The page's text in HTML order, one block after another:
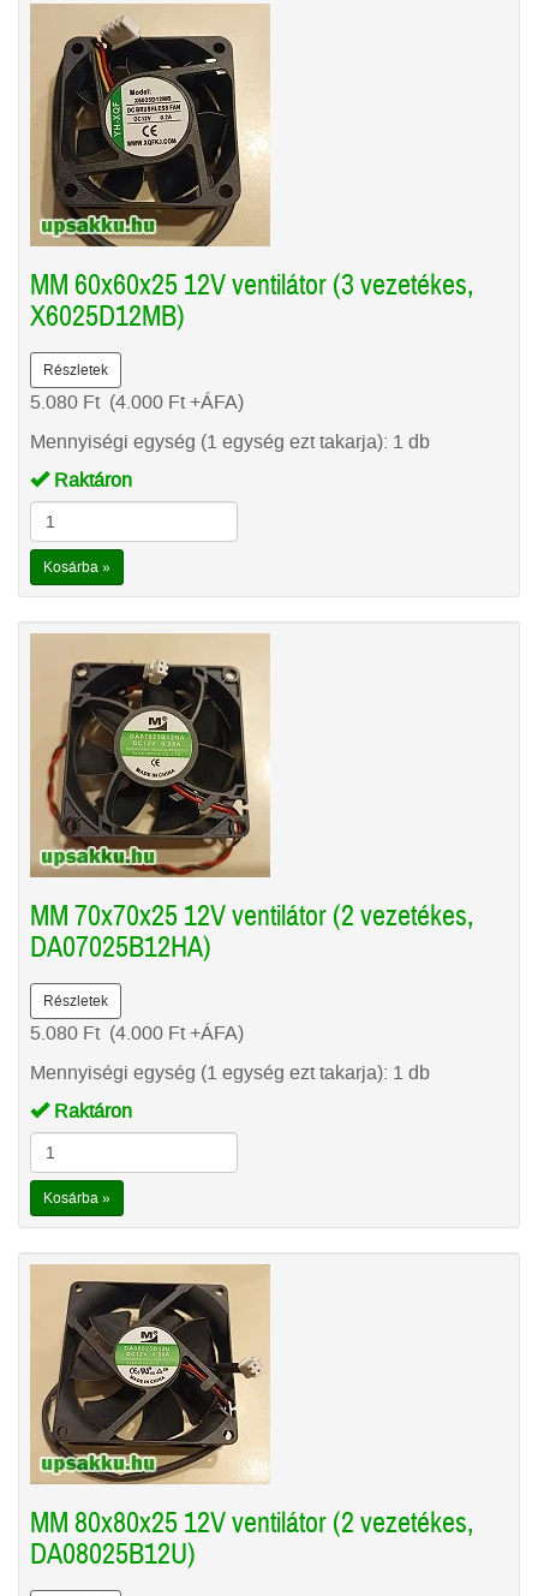
MM 60x60x25 12V ventilátor (3 vezetékes,
X6025D12MB)
Részletek
5.080 Ft(4.000 Ft+ÁFA)
Mennyiségi egység (1 egység ezt takarja): 1 db
Raktáron
Kosárba »
MM 70x70x25 12V ventilátor (2 vezetékes,
DA07025B12HA)
Részletek
5.080 Ft(4.000 Ft+ÁFA)
Mennyiségi egység (1 egység ezt takarja): 1 db
Raktáron
Kosárba »
MM 80x80x25 12V ventilátor (2 vezetékes,
DA08025B12U)